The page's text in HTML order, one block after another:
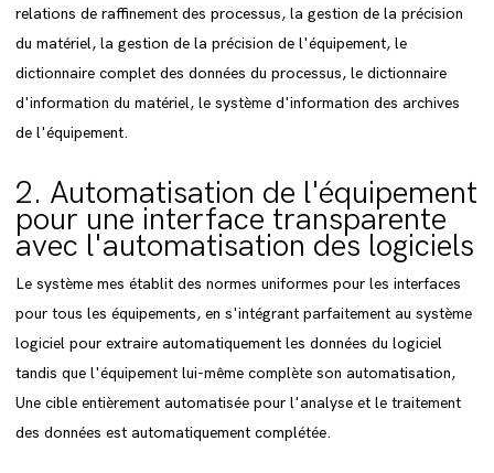
relations de raffinement des processus, la gestion de la précision
du matériel, la gestion de la précision de l'équipement, le
dictionnaire complet des données du processus, le dictionnaire
d'information du matériel, le système d'information des archives
de l'équipement.
2. Automatisation de l'équipement
pour une interface transparente
avec l'automatisation des logiciels
Le système mes établit des normes uniformes pour les interfaces
pour tous les équipements, en s'intégrant parfaitement au système
logiciel pour extraire automatiquement les données du logiciel
tandis que l'équipement lui-même complète son automatisation,
Une cible entièrement automatisée pour l'analyse et le traitement
des données est automatiquement complétée.